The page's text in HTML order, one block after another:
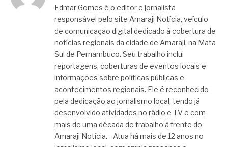
Edmar Gomes é o editor e jornalista
responsável pelo site Amaraji Notícia, veículo
de comunicação digital dedicado à cobertura de
notícias regionais da cidade de Amaraji, na Mata
Sul de Pernambuco. Seu trabalho inclui
reportagens, coberturas de eventos locais e
informações sobre políticas públicas e
acontecimentos regionais. Ele é reconhecido
pela dedicação ao jornalismo local, tendo já
desenvolvido atividades no rádio e TV e com
mais de uma década de trabalho à frente do
Amaraji Notícia. - Atua há mais de 12 anos no